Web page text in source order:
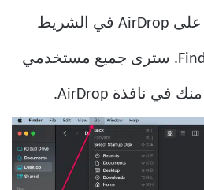
يمكن أيضًا العثور على AirDrop في الشريط
الجانبي لنافذة Finder. سترى جميع مستخدمي